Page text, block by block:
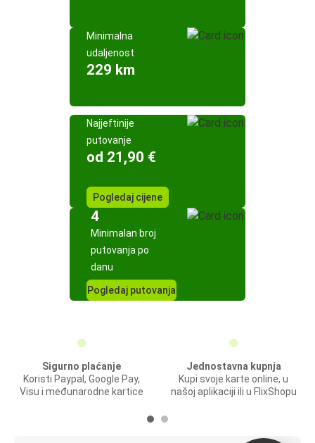
Minimalna
udaljenost
229 km
Najjeftinije
putovanje
od 21,90 €
Pogledaj cijene
4
Minimalan broj
putovanja po
danu
Pogledaj putovanja
Sigurno plaćanje
Koristi Paypal, Google Pay,
Visu i međunarodne kartice
Jednostavna kupnja
Kupi svoje karte online, u
našoj aplikaciji ili u FlixShopu